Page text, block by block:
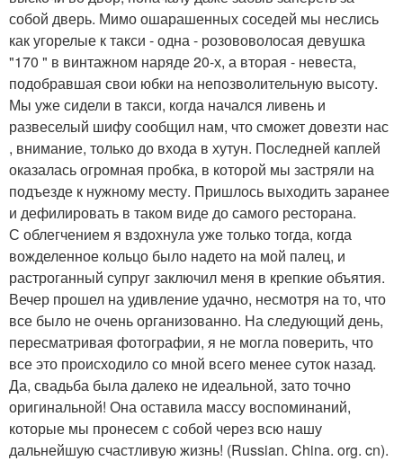
собой дверь. Мимо ошарашенных соседей мы неслись
как угорелые к такси - одна - розововолосая девушка
"170 " в винтажном наряде 20-х, а вторая - невеста,
подобравшая свои юбки на непозволительную высоту.
Мы уже сидели в такси, когда начался ливень и
развеселый шифу сообщил нам, что сможет довезти нас
, внимание, только до входа в хутун. Последней каплей
оказалась огромная пробка, в которой мы застряли на
подъезде к нужному месту. Пришлось выходить заранее
и дефилировать в таком виде до самого ресторана.
С облегчением я вздохнула уже только тогда, когда
вожделенное кольцо было надето на мой палец, и
растроганный супруг заключил меня в крепкие объятия.
Вечер прошел на удивление удачно, несмотря на то, что
все было не очень организованно. На следующий день,
пересматривая фотографии, я не могла поверить, что
все это происходило со мной всего менее суток назад.
Да, свадьба была далеко не идеальной, зато точно
оригинальной! Она оставила массу воспоминаний,
которые мы пронесем с собой через всю нашу
дальнейшую счастливую жизнь! (Russian. China. org. cn).